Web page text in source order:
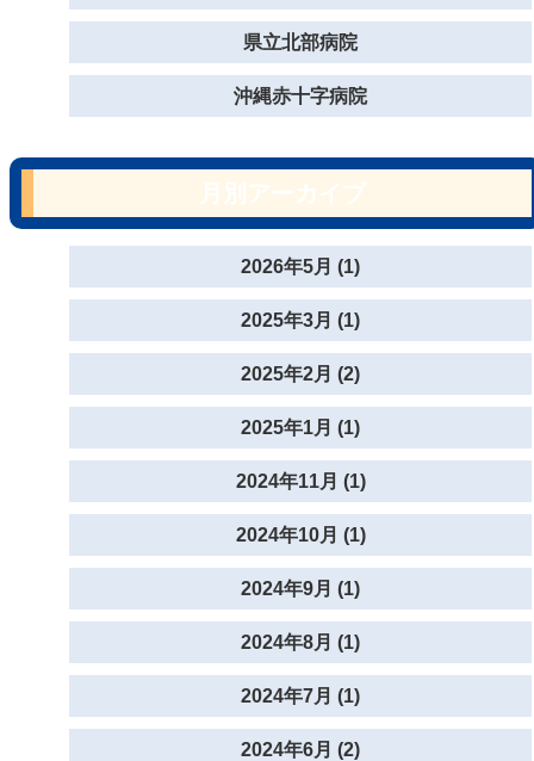
県立北部病院
沖縄赤十字病院
2026年5月 (1)
2025年3月 (1)
2025年2月 (2)
2025年1月 (1)
2024年11月 (1)
2024年10月 (1)
2024年9月 (1)
2024年8月 (1)
2024年7月 (1)
2024年6月 (2)